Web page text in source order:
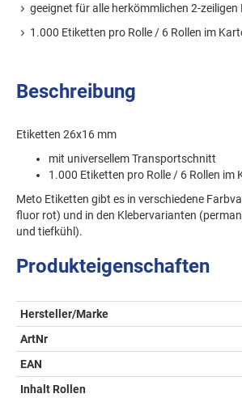
geeignet für alle herkömmlichen 2-
1.000 Etiketten pro Rolle / 6 Rollen im
Beschreibung
Etiketten 26x16 mm
mit universellem Transportschnitt
1.000 Etiketten pro Rolle / 6 Rollen im
Meto Etiketten gibt es in verschiedene
fluor rot) und in den Klebervarianten
und tiefkühl).
Produkteigenschaften
Hersteller/Marke
ArtNr
EAN
Inhalt Rollen